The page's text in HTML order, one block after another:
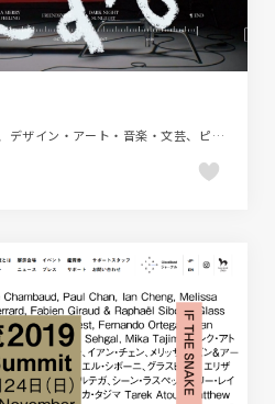
かわいい、タイポグラフィー、デザイン・アート・音楽・文芸、ピンク系、ブラック系 、ブランド・サービスサイト、ポップ、ポートフォリオ、動画が流れる、大きめ写真、手書き・ハンドメイド、海外サイト